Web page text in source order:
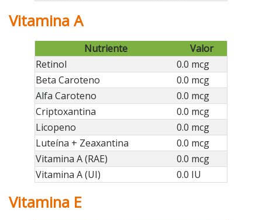
Vitamina A
Nutriente
Valor
Retinol
0.0 mcg
Beta Caroteno
0.0 mcg
Alfa Caroteno
0.0 mcg
Criptoxantina
0.0 mcg
Licopeno
0.0 mcg
Luteína + Zeaxantina
0.0 mcg
Vitamina A (RAE)
0.0 mcg
Vitamina A (UI)
0.0 IU
Vitamina E